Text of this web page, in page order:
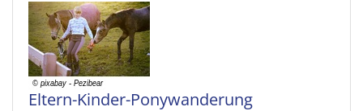
Eltern-Kinder-Ponywanderung